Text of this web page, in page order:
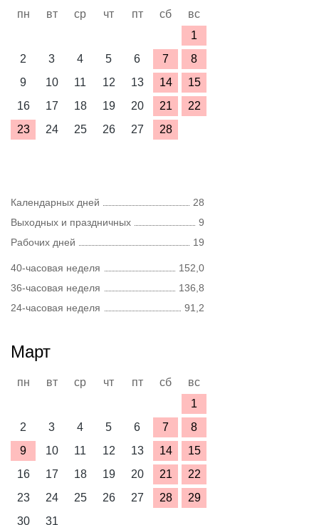
пн вт ср чт пт сб
вс
1
2
3 4 5 6 7
8
9
10 11 12 13 14
15
16
17 18 19 20 21
22
23
24 25 26 27 28
Календарных дней
28
Выходных и праздничных
9
Рабочих дней
19
40-часовая неделя
152,0
36-часовая неделя
136,8
24-часовая неделя
91,2
Март
пн вт ср чт пт сб
вс
1
2
3 4 5 6 7
8
9
10 11 12 13 14
15
16
17 18 19 20 21
22
23
24 25 26 27 28
29
30
31